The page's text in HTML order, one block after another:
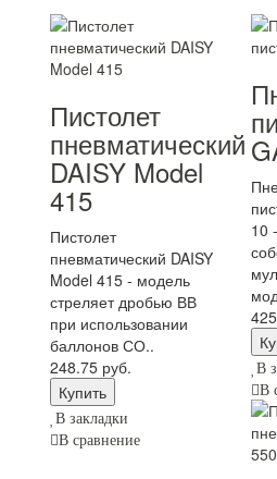
Пистолет
пневматический
DAISY Model
415
Пистолет
пневматический DAISY
Model 415 - модель
стреляет дробью ВВ
при использовании
баллонов СО..
248.75 руб.
В закладки
В сравнение
10
В
В